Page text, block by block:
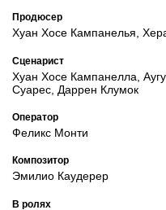
Продюсер
Хуан Хосе Кампанелья,
Сценарист
Хуан Хосе Кампанелла,
Суарес, Даррен Клумок
Оператор
Феликс Монти
Композитор
Эмилио Каудерер
В ролях